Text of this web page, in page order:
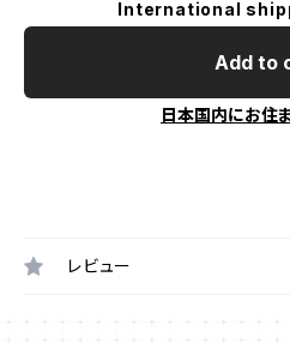
International
Add to
日本国内にお住
レビュー